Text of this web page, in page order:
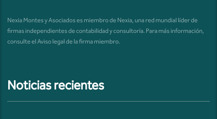
Nexia Montes y Asociados es miembro de Nexia, una red mundial líder de
firmas independientes de contabilidad y consultoría. Para más información,
consulte el Aviso legal de la firma miembro.
Noticias recientes